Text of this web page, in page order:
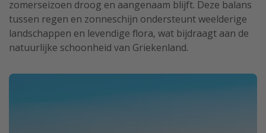
zomerseizoen droog en aangenaam blijft. Deze balans
tussen regen en zonneschijn ondersteunt weelderige
landschappen en levendige flora, wat bijdraagt aan de
natuurlijke schoonheid van Griekenland.